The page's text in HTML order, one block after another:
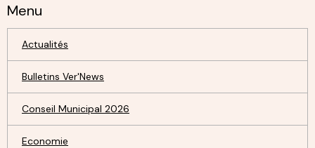
Menu
Actualités
Bulletins Ver'News
Conseil Municipal 2026
Economie